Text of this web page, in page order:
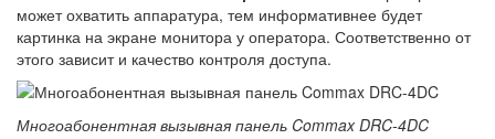
может охватить аппаратура, тем информативнее будет
картинка на экране монитора у оператора. Соответственно от
этого зависит и качество контроля доступа.
Многоабонентная вызывная панель Commax DRC-4DC